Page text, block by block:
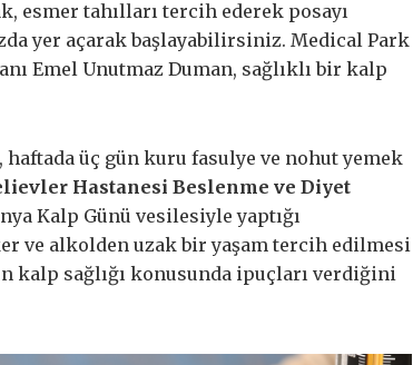
esmer tahılları tercih ederek posayı
yer açarak başlayabilirsiniz. Medical Park
Emel Unutmaz Duman, sağlıklı bir kalp
haftada üç gün kuru fasulye ve nohut yemek
Hastanesi Beslenme ve Diyet
Kalp Günü vesilesiyle yaptığı
ve alkolden uzak bir yaşam tercih edilmesi
sağlığı konusunda ipuçları verdiğini